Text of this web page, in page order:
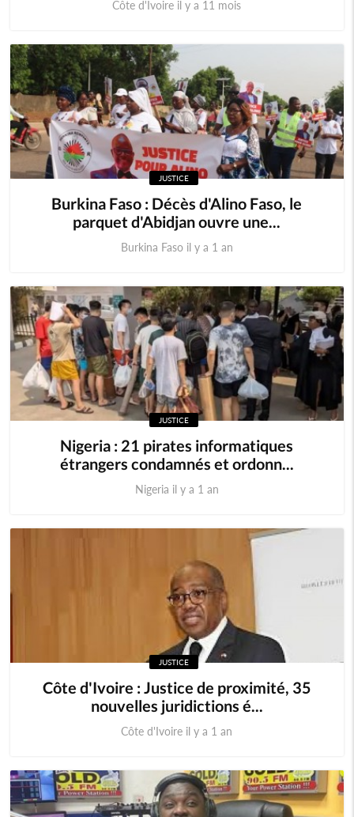
Côte d'Ivoire il y a 11 mois
JUSTICE
Burkina Faso : Décès d'Alino Faso, le
parquet d'Abidjan ouvre une...
Burkina Faso il y a 1 an
JUSTICE
Nigeria : 21 pirates informatiques
étrangers condamnés et ordonn...
Nigeria il y a 1 an
JUSTICE
Côte d'Ivoire : Justice de proximité, 35
nouvelles juridictions é...
Côte d'Ivoire il y a 1 an